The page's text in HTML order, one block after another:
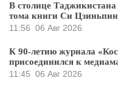
В столице Таджикистана
тома книги Си
11:56 06 Авг 2026
К 90-летию журнала
присоединился к
11:45 06 Авг 2026